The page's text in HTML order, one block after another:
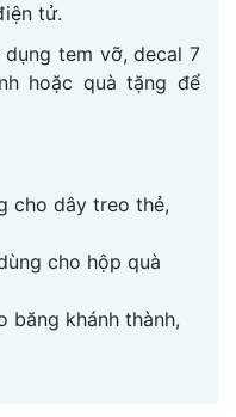
tử.
dụng tem vỡ, decal 7
hoặc quà tặng để
cho dây treo thẻ,
cho hộp quà
băng khánh thành,